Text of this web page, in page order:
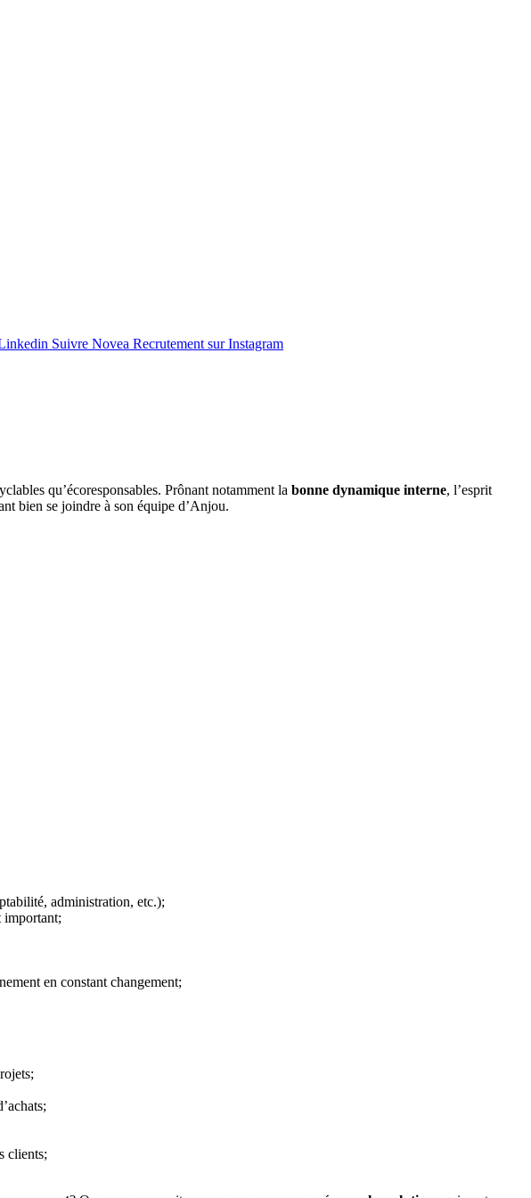
Suivre Novea Recrutement sur Instagram
qu’écoresponsables. Prônant notamment la bonne dynamique interne, l’esprit
bien se joindre à son équipe d’Anjou.
administration, etc.);
important;
en constant changement;
clients;